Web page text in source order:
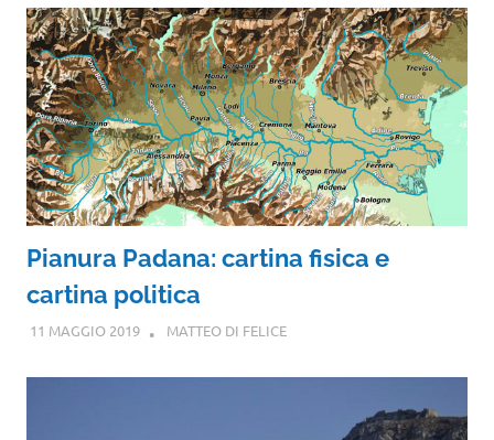
Pianura Padana: cartina fisica e
cartina politica
11 MAGGIO 2019 MATTEO DI FELICE